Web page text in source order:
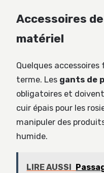
Accessoires
matériel
Quelques
terme. Les gants de
obligatoires et
cuir épais pour les
manipuler des
humide.
LIRE AUSSI